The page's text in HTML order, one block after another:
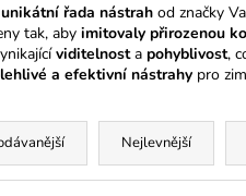
unikátní řada nástrah od značky
tak, aby imitovaly přirozenou
viditelnosta pohyblivost,
a efektivní nástrahy pro
Nejlevnější
Doporučujeme